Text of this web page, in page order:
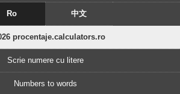
Ro 中文
procentaje.calculators.ro
Scrie numere cu litere
Numbers to words